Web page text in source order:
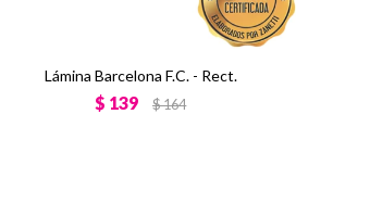
Lámina Barcelona F.C. - Rect.
$ 139 $164